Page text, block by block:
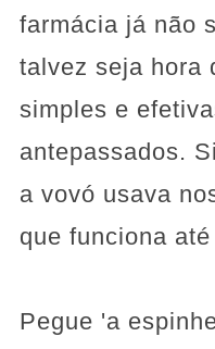
farmácia já não
talvez seja hora
simples e
antepassados.
a vovó usava
que funciona
Pegue 'a